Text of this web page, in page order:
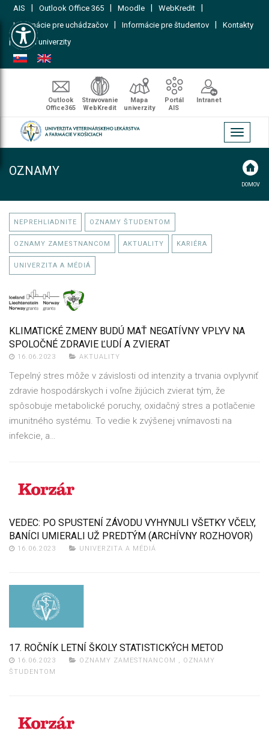
Open toolbar
AIS Outlook Office 365 Moodle WebKredit
Informácie pre uchádzačov Informácie pre študentov Kontakty
| Mapa univerzity
Outlook
Office365
Stravovanie
WebKredit
Mapa
univerzity
Portál
AIS
Intranet
Toggle
OZNAMY
DOMOV
NEPREHLIADNITE OZNAMY ŠTUDENTOM
OZNAMY ZAMESTNANCOM AKTUALITY KARIÉRA
UNIVERZITA A MÉDIÁ
KLIMATICKÉ ZMENY BUDÚ MAŤ NEGATÍVNY VPLYV NA
SPOLOČNÉ ZDRAVIE ĽUDÍ A ZVIERAT
16.06.2023 AKTUALITY
Tepelný stres môže v závislosti od intenzity a trvania ovplyvniť
zdravie hospodárskych i voľne žijúcich zvierat tým, že
spôsobuje metabolické poruchy, oxidačný stres a potlačenie
imunitného systému. To vedie k zvýšenej vnímavosti na
infekcie, a…
VEDEC: PO SPUSTENÍ ZÁVODU VYHYNULI VŠETKY VČELY,
BANÍCI UMIERALI UŽ PREDTÝM (ARCHÍVNY ROZHOVOR)
16.06.2023 UNIVERZITA A MÉDIÁ
17. ROČNÍK LETNÍ ŠKOLY STATISTICKÝCH METOD
16.06.2023 OZNAMY ZAMESTNANCOM , OZNAMY
ŠTUDENTOM